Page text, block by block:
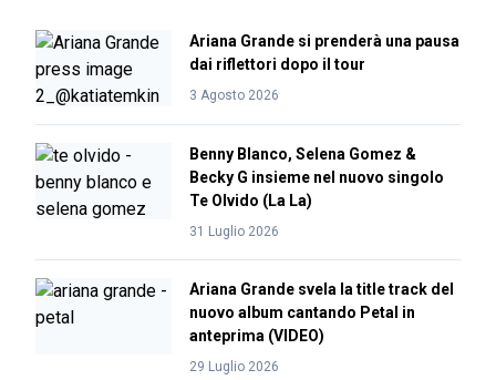
Ariana Grande si prenderà una pausa
dai riflettori dopo il tour
3 Agosto 2026
Benny Blanco, Selena Gomez &
Becky G insieme nel nuovo singolo
Te Olvido (La La)
31 Luglio 2026
Ariana Grande svela la title track del
nuovo album cantando Petal in
anteprima (VIDEO)
29 Luglio 2026